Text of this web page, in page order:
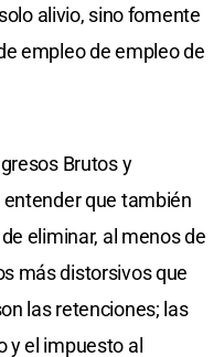
alivio, sino fomente
empleo de empleo de
Brutos y
que también
eliminar, al menos de
más distorsivos que
las retenciones; las
y el impuesto al